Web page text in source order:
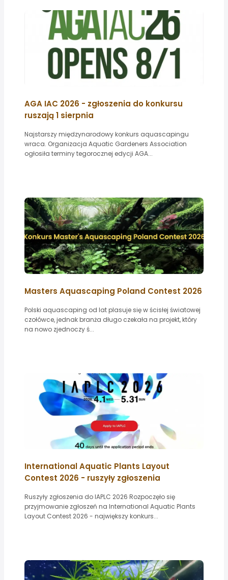
AGA IAC 2026 - zgłoszenia do konkursu
ruszają 1 sierpnia
Najstarszy międzynarodowy konkurs aquascapingu
wraca. Organizacja Aquatic Gardeners Association
ogłosiła terminy tegorocznej edycji AGA...
Masters Aquascaping Poland Contest 2026
Polski aquascaping od lat plasuje się w ścisłej światowej
czołówce, jednak branża długo czekała na projekt, który
na nowo zjednoczy ś...
International Aquatic Plants Layout
Contest 2026 - ruszyły zgłoszenia
Ruszyły zgłoszenia do IAPLC 2026 Rozpoczęło się
przyjmowanie zgłoszeń na International Aquatic Plants
Layout Contest 2026 - największy konkurs...